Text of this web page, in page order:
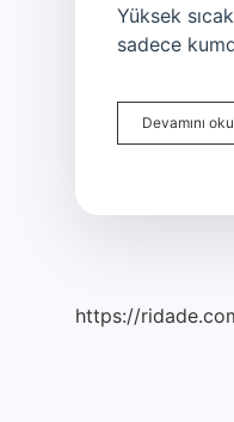
Yüksek
sadece
Devamını
https://